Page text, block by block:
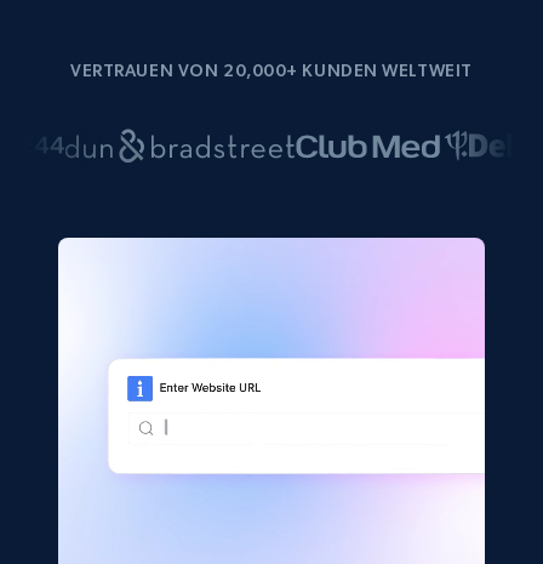
VERTRAUEN VON 20,000+ KUNDEN WELTWEIT